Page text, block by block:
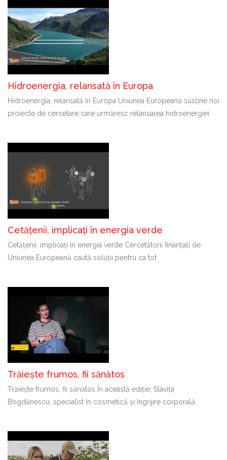
Hidroenergia, relansată în Europa
Hidroenergia, relansată în Europa Uniunea Europeană susține noi
proiecte de cercetare care urmăresc relansarea hidroenergiei
Cetățenii, implicați în energia verde
Cetățenii, implicați în energia verde Cercetătorii finanțați de
Uniunea Europeană caută soluții pentru ca tot
Trăiește frumos, fii sănătos
Trăiește frumos, fii sănătos În această ediție, Slavița
Bogdănescu, specialist în cosmetică și îngrijire corporală,